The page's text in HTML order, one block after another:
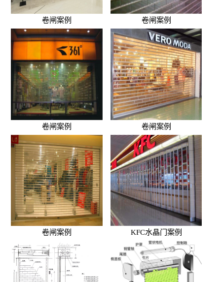
卷闸案例 卷闸案例
卷闸案例 卷闸案例
卷闸案例 KFC水晶门案例